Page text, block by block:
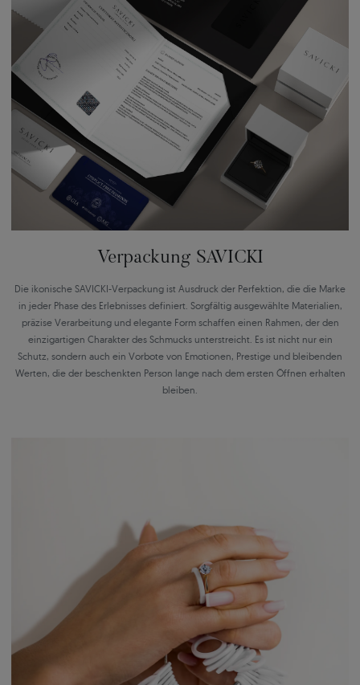
Verpackung SAVICKI
Die ikonische SAVICKI-Verpackung ist Ausdruck der Perfektion, die die Marke
in jeder Phase des Erlebnisses definiert. Sorgfältig ausgewählte Materialien,
präzise Verarbeitung und elegante Form schaffen einen Rahmen, der den
einzigartigen Charakter des Schmucks unterstreicht. Es ist nicht nur ein
Schutz, sondern auch ein Vorbote von Emotionen, Prestige und bleibenden
Werten, die der beschenkten Person lange nach dem ersten Öffnen erhalten
bleiben.